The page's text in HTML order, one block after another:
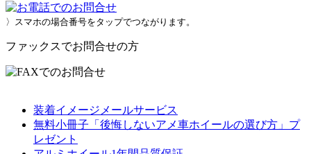
〉スマホの場合番号をタップでつながります。
ファックスでお問合せの方
装着イメージメールサービス
無料小冊子「後悔しないアメ車ホイールの選び方」プ
レゼント